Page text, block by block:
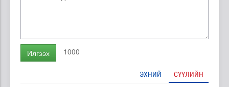
Илгээх 1000
ЭХНИЙ СҮҮЛИЙН